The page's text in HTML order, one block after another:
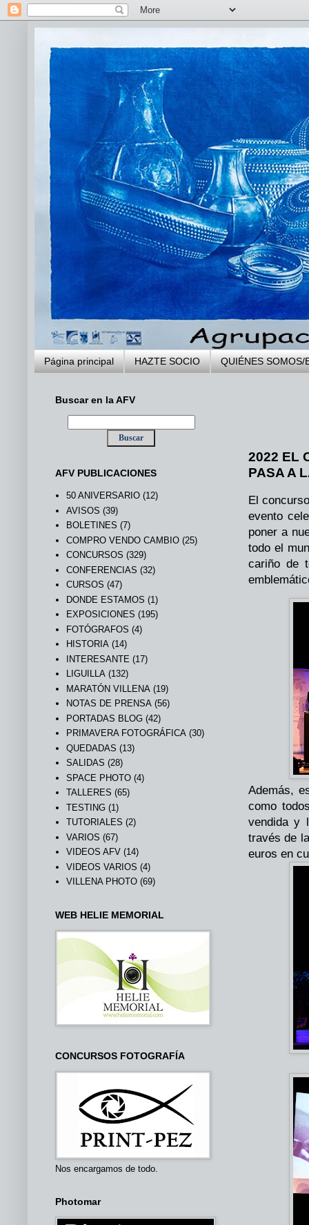
Página principal HAZTE SOCIO QUIÉNES SOMOS/
2022 EL
PASA A
El
evento
poner a
todo el
cariño de
Además,
como
vendida y
través de
euros en
Buscar en la AFV
AFV PUBLICACIONES
50 ANIVERSARIO (12)
AVISOS (39)
BOLETINES (7)
COMPRO VENDO CAMBIO (25)
CONCURSOS (329)
CONFERENCIAS (32)
CURSOS (47)
DONDE ESTAMOS (1)
EXPOSICIONES (195)
FOTÓGRAFOS (4)
HISTORIA (14)
INTERESANTE (17)
LIGUILLA (132)
MARATÓN VILLENA (19)
NOTAS DE PRENSA (56)
PORTADAS BLOG (42)
PRIMAVERA FOTOGRÁFICA (30)
QUEDADAS (13)
SALIDAS (28)
SPACE PHOTO (4)
TALLERES (65)
TESTING (1)
TUTORIALES (2)
VARIOS (67)
VIDEOS AFV (14)
VIDEOS VARIOS (4)
VILLENA PHOTO (69)
WEB HELIE MEMORIAL
CONCURSOS FOTOGRAFÍA
Nos encargamos de todo.
Photomar